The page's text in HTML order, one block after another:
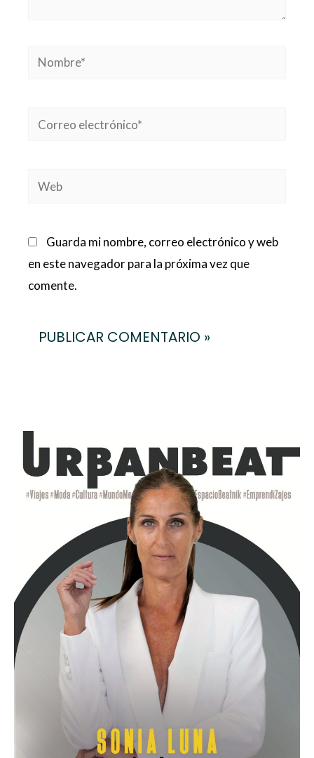
Nombre*
Correo
Web
Guarda mi nombre, correo electrónico y web
en este navegador para la próxima vez que
comente.